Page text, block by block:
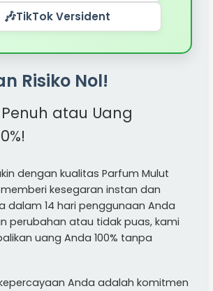
🎶TikTok Versident
Risiko Nol!
atau Uang
dengan kualitas Parfum Mulut
kesegaran instan dan
dalam 14 hari penggunaan Anda
perubahan atau tidak puas, kami
uang Anda 100% tanpa
Anda adalah komitmen